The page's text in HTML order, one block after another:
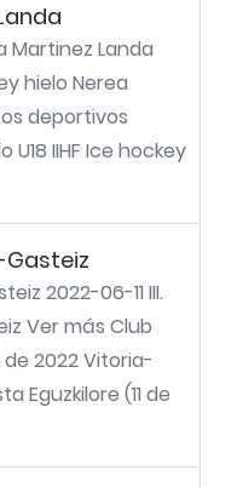
Martinez Landa
hielo Nerea
deportivos
IIHF Ice hockey
Gasteiz
2022-06-11 III.
Ver más Club
de 2022 Vitoria-
Eguzkilore (11 de